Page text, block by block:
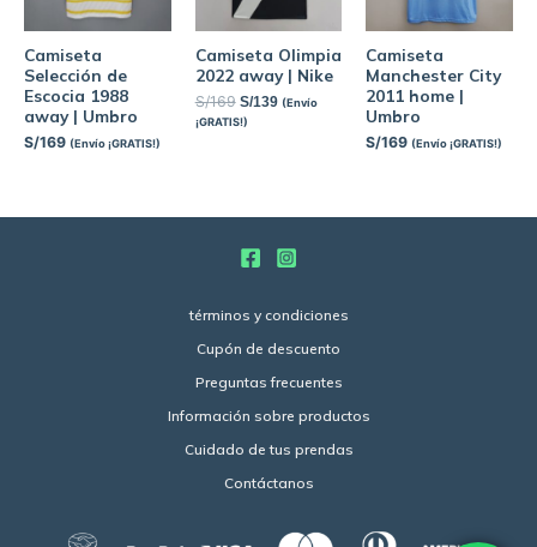
Camiseta
Selección de
Escocia 1988
away | Umbro
S/169 (Envío ¡GRATIS!)
Camiseta Olimpia
2022 away | Nike
S/169 S/139 (Envío
¡GRATIS!)
Camiseta
Manchester City
2011 home |
Umbro
S/169 (Envío ¡GRATIS!)
términos y condiciones
Cupón de descuento
Preguntas frecuentes
Información sobre productos
Cuidado de tus prendas
Contáctanos